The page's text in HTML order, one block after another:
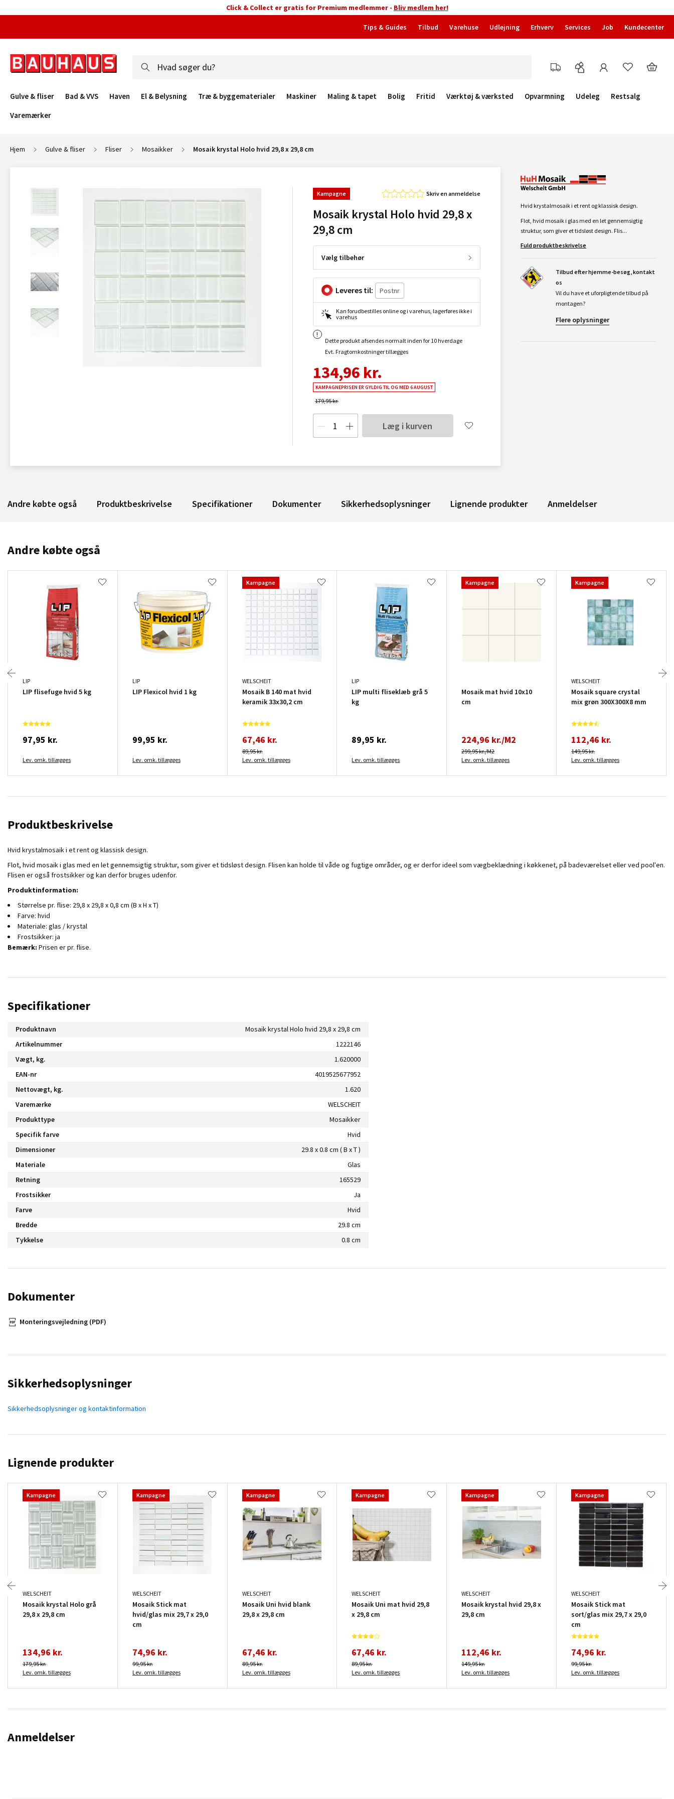
Click & Collect er gratis for Premium medlemmer - Bliv medlem her!
Tips & Guides Tilbud Varehuse Udlejning Erhverv Services Job Kundecenter
Gulve & fliser Bad & VVS Haven El & Belysning Træ & byggematerialer Maskiner Maling & tapet Bolig Fritid Værktøj & værksted Opvarmning Udeleg
Restsalg
Varemærker
Hjem Gulve & fliser Fliser Mosaikker Mosaik krystal Holo hvid 29,8 x 29,8 cm
Kampagne Skriv en anmeldelse
Mosaik krystal Holo hvid 29,8 x
29,8 cm
Vælg tilbehør
Leveres til:
Kan forudbestilles online og i varehus, lagerføres ikke i
varehus
Dette produkt afsendes normalt inden for 10 hverdage
Evt. Fragtomkostninger tillægges
134,96 kr.
KAMPAGNEPRISEN ER GYLDIG TIL OG MED 6 AUGUST
179,95 kr.
Læg i kurven
Hvid krystalmosaik i et rent og klassisk design.
Flot, hvid mosaik i glas med en let gennemsigtig
struktur, som giver et tidsløst design. Flis...
Fuld produktbeskrivelse
Tilbud efter hjemme-besøg, kontakt
os
Vil du have et uforpligtende tilbud på
montagen?
Flere oplysninger
Andre købte også Produktbeskrivelse Specifikationer Dokumenter Sikkerhedsoplysninger Lignende produkter Anmeldelser
Andre købte også
LIP
LIP flisefuge hvid 5 kg
97,95 kr.
Lev. omk. tillægges
LIP
LIP Flexicol hvid 1 kg
99,95 kr.
Lev. omk. tillægges
Kampagne
WELSCHEIT
Mosaik B 140 mat hvid
keramik 33x30,2 cm
67,46 kr.
89,95 kr.
Lev. omk. tillægges
LIP
LIP multi fliseklæb grå 5
kg
89,95 kr.
Lev. omk. tillægges
Kampagne
Mosaik mat hvid 10x10
cm
224,96 kr./M2
299,95 kr./M2
Lev. omk. tillægges
Kampagne
WELSCHEIT
Mosaik square crystal
mix grøn 300X300X8 mm
112,46 kr.
149,95 kr.
Lev. omk. tillægges
Produktbeskrivelse
Hvid krystalmosaik i et rent og klassisk design.
Flot, hvid mosaik i glas med en let gennemsigtig struktur, som giver et tidsløst design. Flisen kan holde til våde og fugtige områder, og er derfor ideel som vægbeklædning i køkkenet, på badeværelset eller ved pool'en.
Flisen er også frostsikker og kan derfor bruges udenfor.
Produktinformation:
Størrelse pr. flise: 29,8 x 29,8 x 0,8 cm (B x H x T)
Farve: hvid
Materiale: glas / krystal
Frostsikker: ja
Bemærk: Prisen er pr. flise.
Specifikationer
Produktnavn
Mosaik krystal Holo hvid 29,8 x 29,8 cm
Artikelnummer
1222146
Vægt, kg.
1.620000
EAN-nr
4019525677952
Nettovægt, kg.
1.620
Varemærke
WELSCHEIT
Produkttype
Mosaikker
Specifik farve
Hvid
Dimensioner
29.8 x 0.8 cm ( B x T )
Materiale
Glas
Retning
165529
Frostsikker
Ja
Farve
Hvid
Bredde
29.8 cm
Tykkelse
0.8 cm
Dokumenter
Monteringsvejledning (PDF)
Sikkerhedsoplysninger
Sikkerhedsoplysninger og kontaktinformation
Lignende produkter
Kampagne
WELSCHEIT
Mosaik krystal Holo grå
29,8 x 29,8 cm
134,96 kr.
179,95 kr.
Lev. omk. tillægges
Kampagne
WELSCHEIT
Mosaik Stick mat
hvid/glas mix 29,7 x 29,0
cm
74,96 kr.
99,95 kr.
Lev. omk. tillægges
Kampagne
WELSCHEIT
Mosaik Uni hvid blank
29,8 x 29,8 cm
67,46 kr.
89,95 kr.
Lev. omk. tillægges
Kampagne
WELSCHEIT
Mosaik Uni mat hvid 29,8
x 29,8 cm
67,46 kr.
89,95 kr.
Lev. omk. tillægges
Kampagne
WELSCHEIT
Mosaik krystal hvid 29,8 x
29,8 cm
112,46 kr.
149,95 kr.
Lev. omk. tillægges
Kampagne
WELSCHEIT
Mosaik Stick mat
sort/glas mix 29,7 x 29,0
cm
74,96 kr.
99,95 kr.
Lev. omk. tillægges
Anmeldelser